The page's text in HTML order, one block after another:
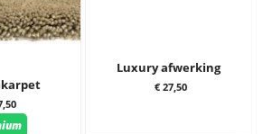
Luxury afwerking
€ 27,50